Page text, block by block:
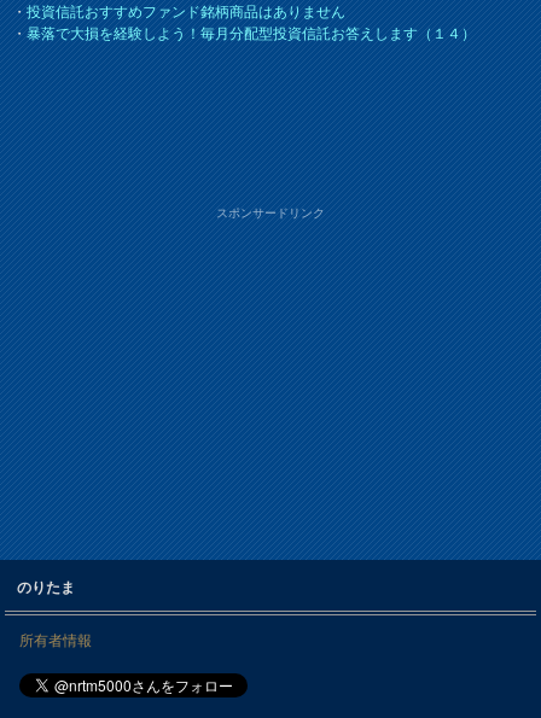
・投資信託おすすめファンド銘柄商品はありません
・暴落で大損を経験しよう！毎月分配型投資信託お答えします（１４）
スポンサードリンク
のりたま
所有者情報